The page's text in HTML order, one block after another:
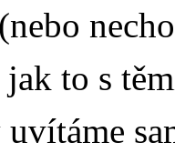
to s